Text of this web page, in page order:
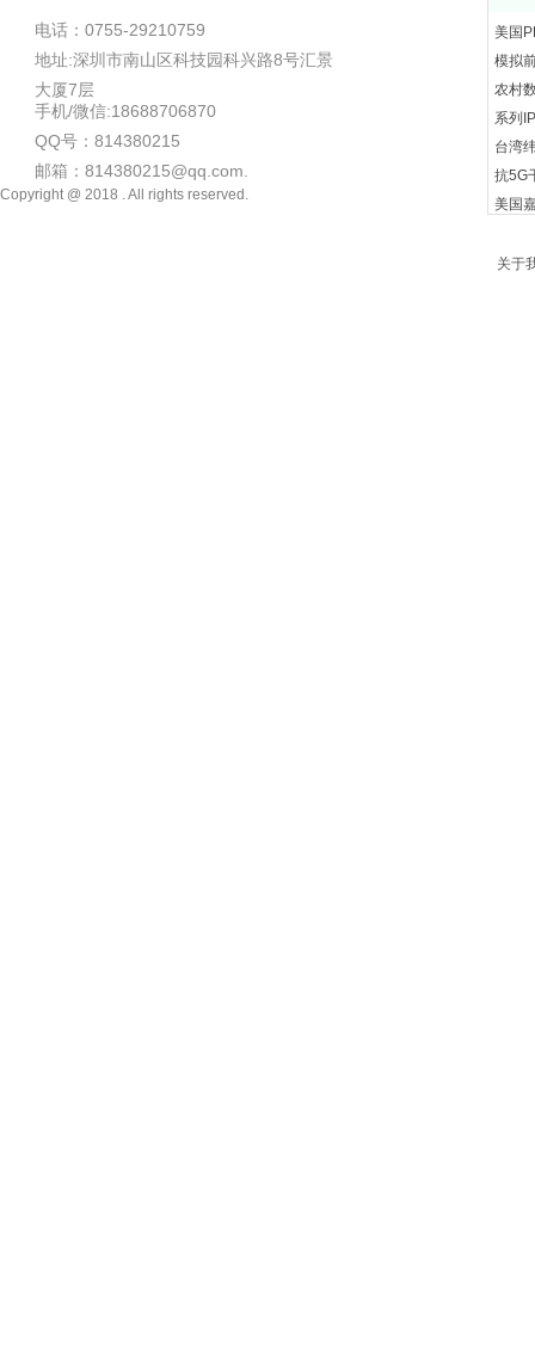
美国
模拟
农村
系列
台湾
抗5G
美国
思科
电话：0755-29210759
地址:深圳市南山区科技园科兴路8号汇景
大厦7层
Copyright @ 2018 . All rights reserved.
手机/微信:18688706870
QQ号：814380215
邮箱：814380215@qq.com.
关于